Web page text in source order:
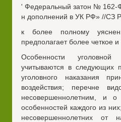
' Федеральный затон № 162-
н дополнений в УК РФ» //СЗ
к более полному
предполагает более четкое
Особенности уголовной
учитываются в следующих
уголовного наказания
воздействия; перечне
несовершеннолетним, и
особенностей каждого из
несовершеннолетних